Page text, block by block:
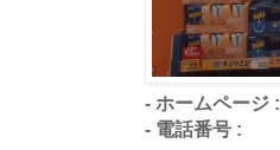
- ホームページ :
- 電話番号 :